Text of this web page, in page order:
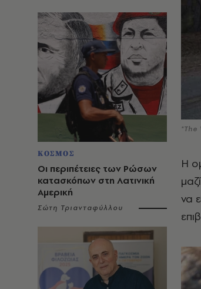
ΚΟΣΜΟΣ
Οι περιπέτειες των Ρώσων
κατασκόπων στη Λατινική
Αμερική
Σώτη Τριανταφύλλου
Η
να